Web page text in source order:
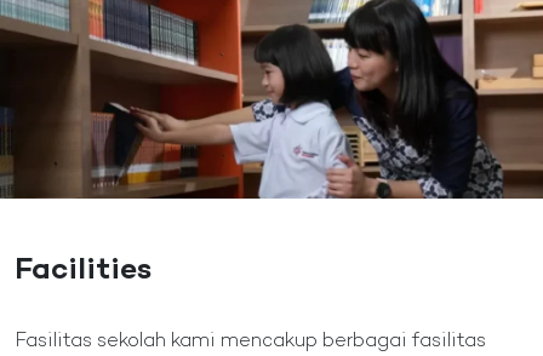
Facilities
Fasilitas sekolah kami mencakup berbagai fasilitas